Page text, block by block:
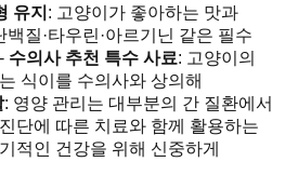
유지 : 고양이가 좋아하는 맛과
질·타우린·아르기닌 같은 필수
수의사 추천 특수 사료: 고양이의
식이를 수의사와 상의해
: 영양 관리는 대부분의 간 질환에서
단에 따른 치료와 함께 활용하는
적인 건강을 위해 신중하게